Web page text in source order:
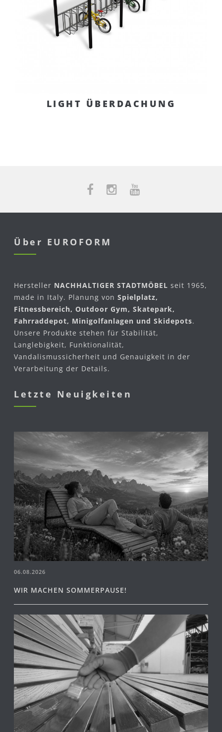
LIGHT ÜBERDACHUNG
Über EUROFORM
Hersteller NACHHALTIGER STADTMÖBEL seit 1965,
made in Italy. Planung von Spielplatz,
Fitnessbereich, Outdoor Gym, Skatepark,
Fahrraddepot, Minigolfanlagen und Skidepots.
Unsere Produkte stehen für Stabilität,
Langlebigkeit, Funktionalität,
Vandalismussicherheit und Genauigkeit in der
Verarbeitung der Details.
Letzte Neuigkeiten
06.08.2026
WIR MACHEN SOMMERPAUSE!